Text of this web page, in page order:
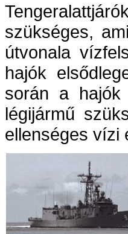
szükséges,
útvonala
hajók
során a hajók
légijármű
ellenséges vízi